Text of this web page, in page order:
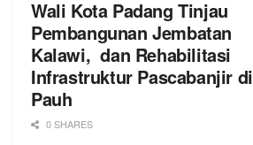
Wali Kota Padang Tinjau
Pembangunan Jembatan
Kalawi, dan Rehabilitasi
Infrastruktur Pascabanjir di
Pauh
0 SHARES